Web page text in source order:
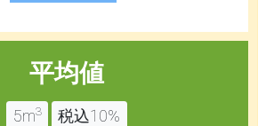
平均値
5m3 税込10%